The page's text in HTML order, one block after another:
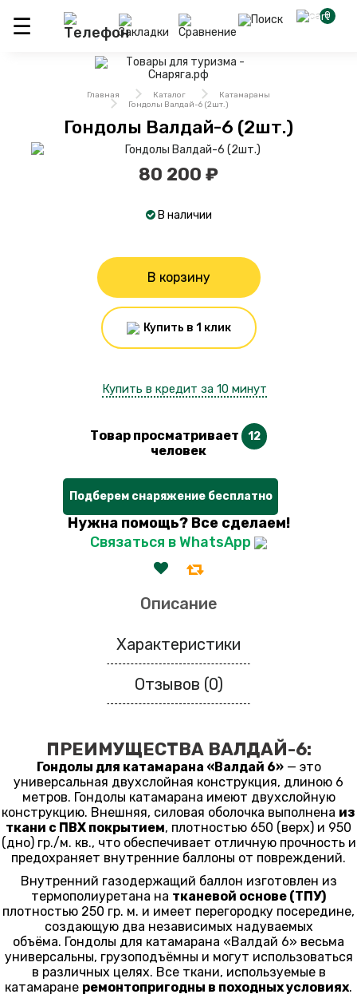
0
Главная Каталог
Катамараны
Гондолы Валдай-6 (2шт.)
Гондолы Валдай-6 (2шт.)
80 200 ₽
В наличии
В корзину
Купить в 1 клик
Купить в кредит за 10 минут
Товар просматривает 12
человек
Подберем снаряжение бесплатно
Нужна помощь? Все сделаем!
Связаться в WhatsApp
Описание
Характеристики
Отзывов (0)
ПРЕИМУЩЕСТВА ВАЛДАЙ-6:
Гондолы для катамарана «Валдай 6»— это
универсальная двухслойная конструкция, длиною 6
метров. Гондолы катамарана имеют двухслойную
конструкцию. Внешняя, силовая оболочка выполнена из
ткани с ПВХ покрытием, плотностью 650 (верх) и 950
(дно) гр./м. кв., что обеспечивает отличную прочность и
предохраняет внутренние баллоны от повреждений.
Внутренний газодержащий баллон изготовлен из
термополиуретана на тканевой основе (ТПУ)
плотностью 250 гр. м. и имеет перегородку посередине,
создающую два независимых надуваемых
объёма. Гондолы для катамарана «Валдай 6» весьма
универсальны, грузоподъёмны и могут использоваться
в различных целях. Все ткани, используемые в
катамаране ремонтопригодны в походных условиях.